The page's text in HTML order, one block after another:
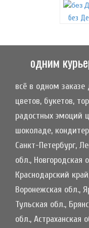
без
одним
всё в одном
цветов, букетов,
радостных эмоций
шоколаде,
Санкт-Петербург,
обл., Новгородская
Краснодарский
Воронежская обл.,
Тульская обл.,
обл., Астраханская